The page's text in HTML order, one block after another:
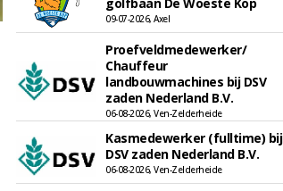
09-07-2026, Axel
Proefveldmedewerker/
Chauffeur
landbouwmachines bij DSV
zaden Nederland B.V.
06-08-2026, Ven-Zelderheide
Kasmedewerker (fulltime) bij
DSV zaden Nederland B.V.
06-08-2026, Ven-Zelderheide